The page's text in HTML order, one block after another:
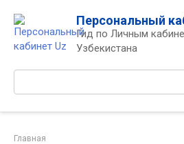
контенту
Персональный
Гид по Личным
Узбекистана
Главная